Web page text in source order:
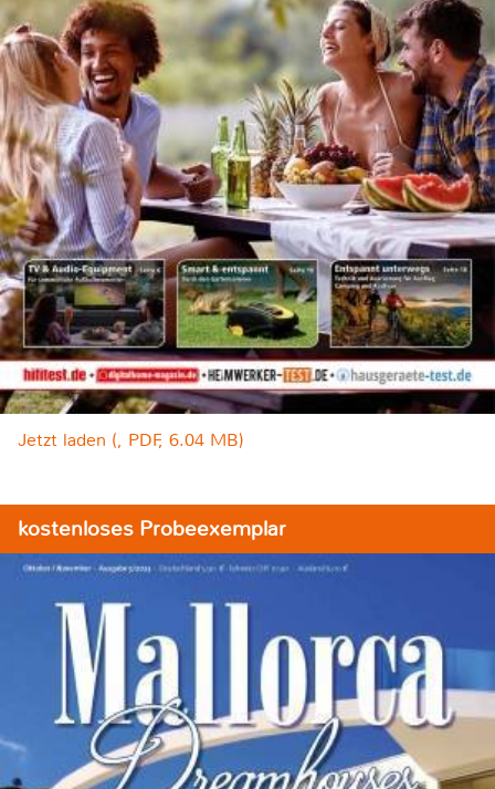
Jetzt laden (, PDF, 6.04 MB)
kostenloses Probeexemplar